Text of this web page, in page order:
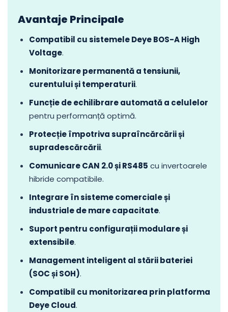
Avantaje Principale
Compatibil cu sistemele Deye BOS-A High
Voltage.
Monitorizare permanentă a tensiunii,
curentului și temperaturii.
Funcție de echilibrare automată a celulelor
pentru performanță optimă.
Protecție împotriva supraîncărcării și
supradescărcării.
Comunicare CAN 2.0 și RS485 cu invertoarele
hibride compatibile.
Integrare în sisteme comerciale și
industriale de mare capacitate.
Suport pentru configurații modulare și
extensibile.
Management inteligent al stării bateriei
(SOC și SOH).
Compatibil cu monitorizarea prin platforma
Deye Cloud.